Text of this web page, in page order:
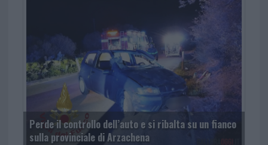
Perde il controllo dell’auto e si ribalta su un fianco
sulla provinciale di Arzachena